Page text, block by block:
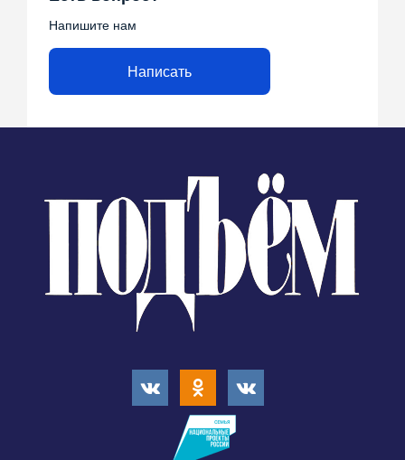
Напишите нам
Написать